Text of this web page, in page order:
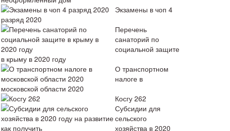
Экзамены в чоп 4
разряд 2020
Перечень
санаторий по
социальной защите
в крыму в 2020 году
О транспортном
налоге в
московской области 2020
Косгу 262
Субсидии для
сельского
хозяйства в 2020